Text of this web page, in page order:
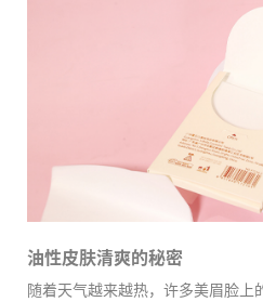
油性皮肤清爽的秘密
随着天气越来越热，许多美眉脸上